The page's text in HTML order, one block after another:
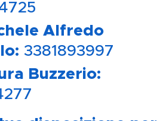
Alfredo
3381893997
Buzzerio: